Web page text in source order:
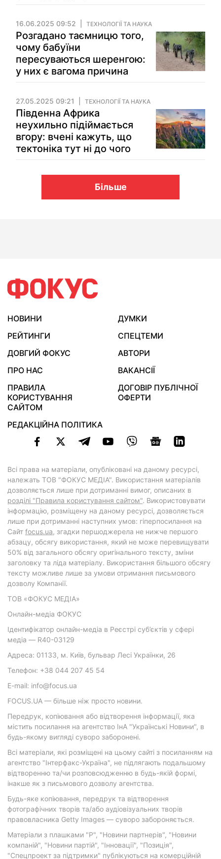
16.06.2025 09:52 ТЕХНОЛОГІЇ ТА НАУКА
Розгадано таємницю того,
чому бабуїни
пересуваються шеренгою:
у них є вагома причина
27.05.2025 09:21 ТЕХНОЛОГІЇ ТА НАУКА
Південна Африка
неухильно підіймається
вгору: вчені кажуть, що
тектоніка тут ні до чого
Більше
НОВИНИ
ДУМКИ
РЕЙТИНГИ
СПЕЦТЕМИ
ДОВГИЙ ФОКУС
АВТОРИ
ПРО НАС
ВАКАНСІЇ
ПРАВИЛА
КОРИСТУВАННЯ
САЙТОМ
ДОГОВІР ПУБЛІЧНОЇ
ОФЕРТИ
РЕДАКЦІЙНА ПОЛІТИКА
Всі права на матеріали, опубліковані на даному ресурсі,
належать ТОВ "ФОКУС МЕДІА". Використання матеріалів
дозволяється лише при дотриманні вимог, описаних в
розділі "Правила користування сайтом". Використовувати
інформацію, розміщену на даному ресурсі, дозволяється
лише при дотриманні наступних умов: гіперпосилання на
Cайт focus.ua, згадки першоджерела не нижче першого
абзацу, обсягу використання, який не може перевищувати
50% від загального обсягу оригінального тексту, зміни
заголовку та ліда матеріалу. Використання більшого обсягу
тексту можливе лише за умови отримання письмового
дозволу Компанії.
ТОВ «ФОКУС МЕДІА»
Онлайн-медіа ФОКУС
Ідентифікатор онлайн-медіа в Реєстрі суб’єктів у сфері
медіа — R40-03129
Адреса: 01133, м. Київ, бульвар Лесі Українки, 26
Телефон: +38 044 207 45 54
E-mail: info@focus.ua
FOCUS.UA — більше ніж просто новини.
Передрук, копіювання або відтворення інформації, яка
містить посилання на агентство ІнА "Українські Новини", в
будь-якому вигляді суворо заборонені.
Всі матеріали, які розміщені на цьому сайті з посиланням на
агентство "Інтерфакс-Україна", не підлягають подальшому
відтворенню та/чи розповсюдженню в будь-якій формі,
інакше як з письмового дозволу агентства.
Будь-яке копіювання, передрук та відтворення
фотографічних творів та/або аудіовізуальних творів
правовласника Getty Images — суворо забороняється.
Матеріали з плашками "Р", "Новини партнерів", "Новини
компаній", "Новини партій", "Інновації", "Позиція",
"Спецпроект за підтримки" публікуються на комерційній